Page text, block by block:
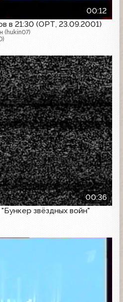
00:12
в 21:30 (ОРТ, 23.09.2001)
(hukin07)
00:36
звёздных войн"